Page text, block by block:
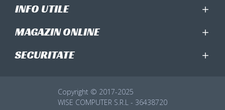
INFO UTILE
MAGAZIN ONLINE
SECURITATE
Copyright © 2017-2025
WISE COMPUTER S.R.L - 36438720